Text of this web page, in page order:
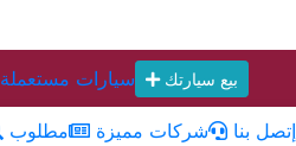
سيارات مستعملة بيع سيارتك
مطلوب شركات مميزة إتصل بنا